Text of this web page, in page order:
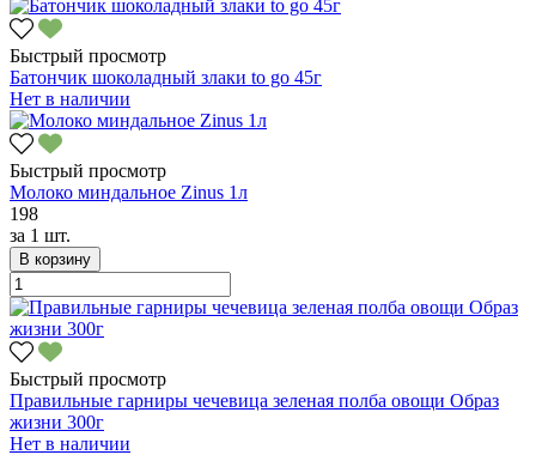
Быстрый просмотр
Батончик шоколадный злаки to go 45г
Нет в наличии
Быстрый просмотр
Молоко миндальное Zinus 1л
198
за 1 шт.
В корзину
Быстрый просмотр
Правильные гарниры чечевица зеленая полба овощи Образ
жизни 300г
Нет в наличии